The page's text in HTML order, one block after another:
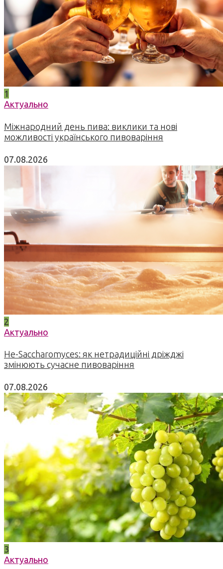
1
Актуально
Міжнародний день пива: виклики та нові
можливості українського пивоваріння
07.08.2026
2
Актуально
Не-Saccharomyces: як нетрадиційні дріжджі
змінюють сучасне пивоваріння
07.08.2026
3
Актуально